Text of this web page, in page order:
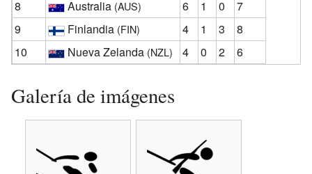
8
Australia (AUS) 6 1 0
7
9
Finlandia (FIN) 4 1 3
8
10
Nueva Zelanda (NZL) 4 0 2 6
Galería de imágenes